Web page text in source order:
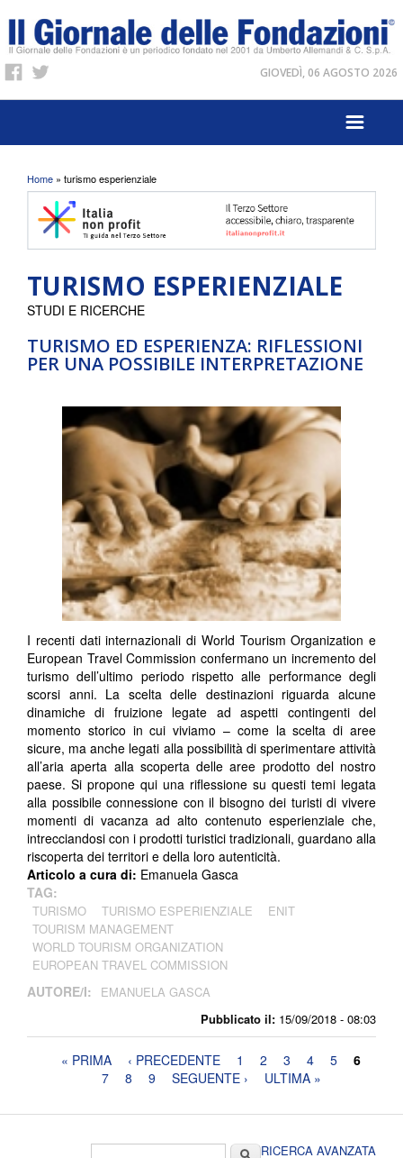
GIOVEDÌ, 06 AGOSTO 2026
Tu sei qui
Home » turismo esperienziale
TURISMO ESPERIENZIALE
TURISMO ED ESPERIENZA: RIFLESSIONI
PER UNA POSSIBILE INTERPRETAZIONE
Pubblicato il: 15/09/2018 - 08:03
STUDI E RICERCHE
I recenti dati internazionali di World Tourism Organization e
European Travel Commission confermano un incremento del
turismo dell’ultimo periodo rispetto alle performance degli
scorsi anni. La scelta delle destinazioni riguarda alcune
dinamiche di fruizione legate ad aspetti contingenti del
momento storico in cui viviamo – come la scelta di aree
sicure, ma anche legati alla possibilità di sperimentare attività
all’aria aperta alla scoperta delle aree prodotto del nostro
paese. Si propone qui una riflessione su questi temi legata
alla possibile connessione con il bisogno dei turisti di vivere
momenti di vacanza ad alto contenuto esperienziale che,
intrecciandosi con i prodotti turistici tradizionali, guardano alla
riscoperta dei territori e della loro autenticità.
Articolo a cura di: Emanuela Gasca
TAG:
TURISMO TURISMO ESPERIENZIALE
ENIT
TOURISM MANAGEMENT
WORLD TOURISM ORGANIZATION
EUROPEAN TRAVEL COMMISSION
AUTORE/I: EMANUELA GASCA
Pagine« PRIMA ‹ PRECEDENTE 1 2 3 4 5
6
7
8 9 SEGUENTE › ULTIMA »
CercaRICERCA AVANZATA